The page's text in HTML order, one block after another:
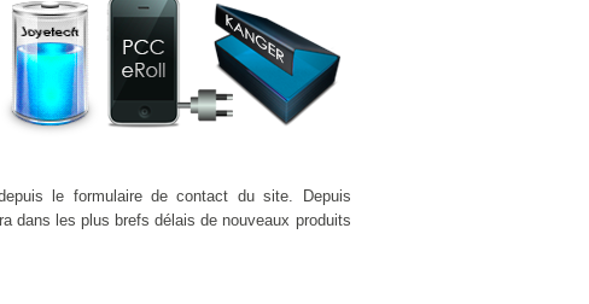
le formulaire de contact du site. Depuis
dans les plus brefs délais de nouveaux produits